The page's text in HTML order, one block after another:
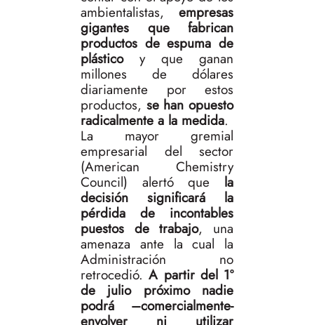
ambientalistas, empresas
gigantes que fabrican
productos de espuma de
plásticoy que ganan
millones de dólares
diariamente por estos
productos, se han opuesto
radicalmente a la medida.
La mayor gremial
empresarial del sector
(American Chemistry
Council) alertó que la
decisión significará la
pérdida de incontables
puestos de trabajo, una
amenaza ante la cual la
Administración no
retrocedió. A partir del 1º
de julio próximo nadie
podrá –comercialmente-